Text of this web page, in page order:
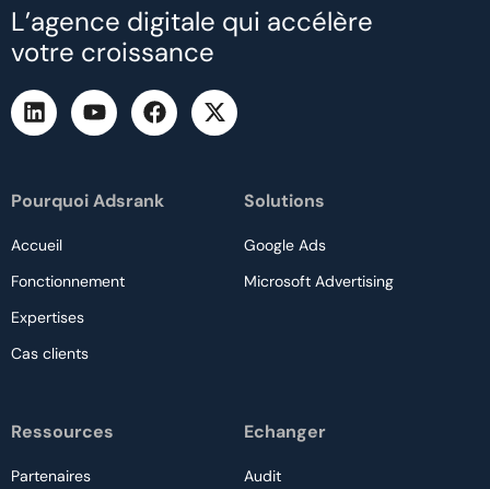
L’agence digitale qui accélère
votre croissance
Pourquoi Adsrank
Accueil
Fonctionnement
Expertises
Cas clients
Solutions
Google Ads
Microsoft Advertising
Ressources
Partenaires
Echanger
Audit